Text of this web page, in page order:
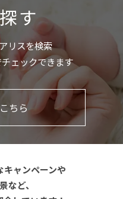
す
リスを検索
ェックできます
ちら
ャンペーンや
など、